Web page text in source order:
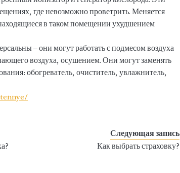
где невозможно проветрить. Меняется
в таком помещении ухудшением
– они могут работать с подмесом воздуха
воздуха, осушением. Они могут заменять
обогреватель, очиститель, увлажнитель,
Следующая запись
Как выбрать страховку?